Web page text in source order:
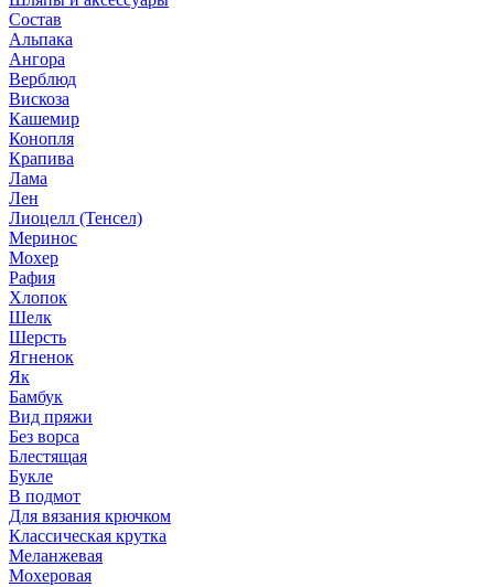
Состав
Альпака
Ангора
Верблюд
Вискоза
Кашемир
Конопля
Крапива
Лама
Лен
Лиоцелл (Тенсел)
Меринос
Мохер
Рафия
Хлопок
Шелк
Шерсть
Ягненок
Як
Бамбук
Вид пряжи
Без ворса
Блестящая
Букле
В подмот
Для вязания крючком
Классическая крутка
Меланжевая
Мохеровая